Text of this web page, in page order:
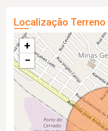
Localização
+
−